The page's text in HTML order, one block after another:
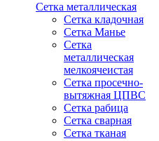
Сетка металлическая
Сетка кладочная
Сетка Манье
Сетка
металлическая
мелкоячеистая
Сетка просечно-
вытяжная ЦПВС
Сетка рабица
Сетка сварная
Сетка тканая